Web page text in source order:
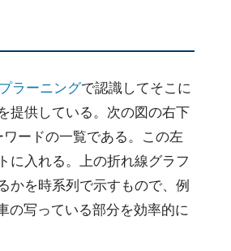
ラーニングで認識してそこに
提供している。次の図の右下
ードの一覧である。この左
に入れる。上の折れ線グラフ
かを時系列で示すもので、例
の写っている部分を効率的に